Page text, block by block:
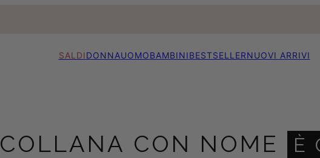
SALDIDONNAUOMOBAMBINIBESTSELLERNUOVI ARRIVI
COLLANA CON NOME È